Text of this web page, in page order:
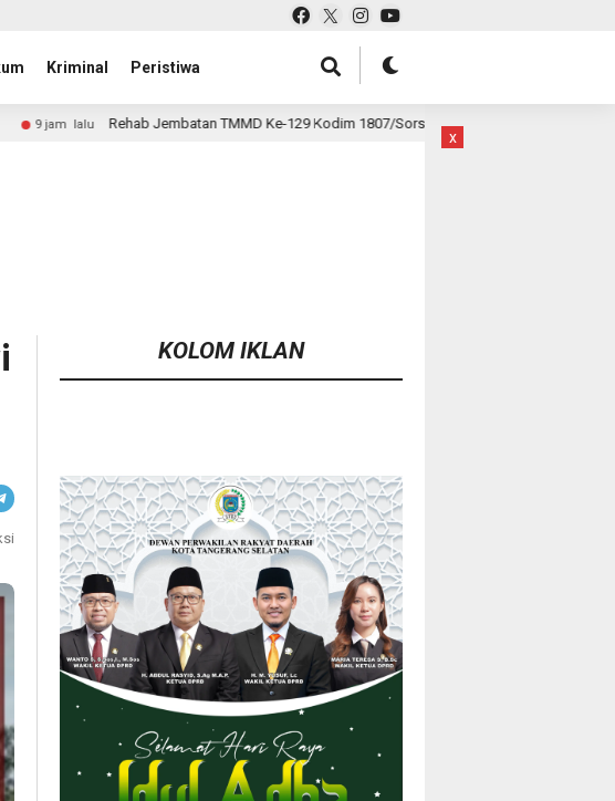
Kriminal Peristiwa
TMMD Ke-129 Kodim 1807/Sorsel Hampir Rampung, Perkuat Akses dan Tingkatkan
KOLOM IKLAN
x